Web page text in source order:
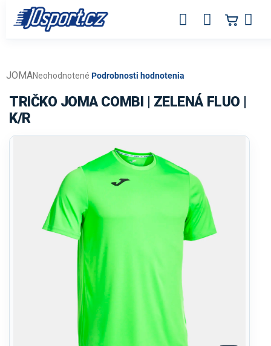
obsah
Priemerné
produktu
je
Neohodnotené Podrobnosti hodnotenia
JOMA
TRIČKO JOMA COMBI | ZELENÁ FLUO |
K/R